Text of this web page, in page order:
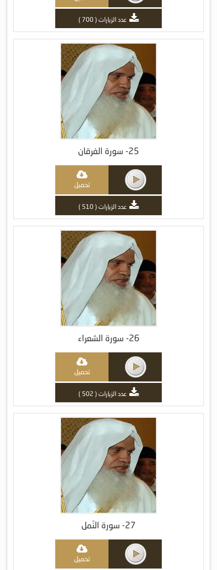
عدد الزيارات ( 700 )
25- سورة الفرقان
تحميل
عدد الزيارات ( 510 )
26- سورة الشعراء
تحميل
عدد الزيارات ( 502 )
27- سورة النّمل
تحميل